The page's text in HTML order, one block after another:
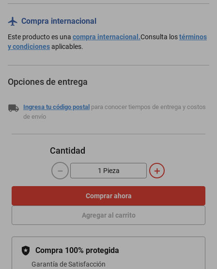
Compra internacional
Este producto es una compra internacional.Consulta lostérminos
y condicionesaplicables.
Opciones de entrega
Ingresa tu código postal para conocer tiempos de entrega y costos
de envío
Cantidad
＋
－
Comprar ahora
Agregar al carrito
Compra 100% protegida
Garantía de Satisfacción